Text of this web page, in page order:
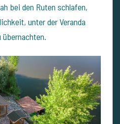
bei den Ruten schlafen,
unter der Veranda
übernachten.